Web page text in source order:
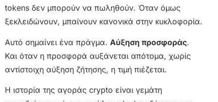
tokens δεν μπορούν να πωληθούν. Όταν όμως
ξεκλειδώνουν, μπαίνουν κανονικά στην κυκλοφορία.
Αυτό σημαίνει ένα πράγμα. Αύξηση προσφοράς.
Και όταν η προσφορά αυξάνεται απότομα, χωρίς
αντίστοιχη αύξηση ζήτησης, η τιμή πιέζεται.
Η ιστορία της αγοράς crypto είναι γεμάτη